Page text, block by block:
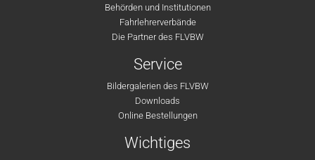
Behörden und Institutionen
Fahrlehrerverbände
Die Partner des FLVBW
Service
Bildergalerien des FLVBW
Downloads
Online Bestellungen
Wichtiges